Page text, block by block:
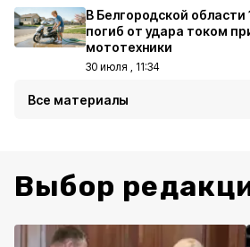
В Белгородской области
погиб от удара током
мототехники
30 июля , 11:34
Все материалы
Выбор